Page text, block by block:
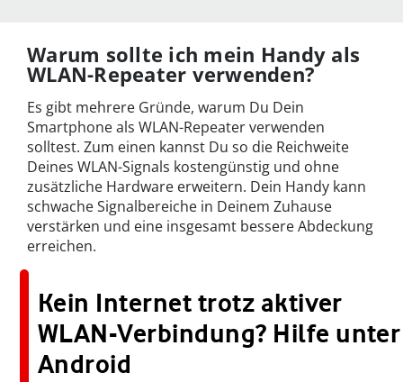
Warum sollte ich mein Handy als
WLAN-Repeater verwenden?
Es gibt mehrere Gründe, warum Du Dein
Smartphone als WLAN-Repeater verwenden
solltest. Zum einen kannst Du so die Reichweite
Deines WLAN-Signals kostengünstig und ohne
zusätzliche Hardware erweitern. Dein Handy kann
schwache Signalbereiche in Deinem Zuhause
verstärken und eine insgesamt bessere Abdeckung
erreichen.
Kein Internet trotz aktiver
WLAN-Verbindung? Hilfe unter
Android